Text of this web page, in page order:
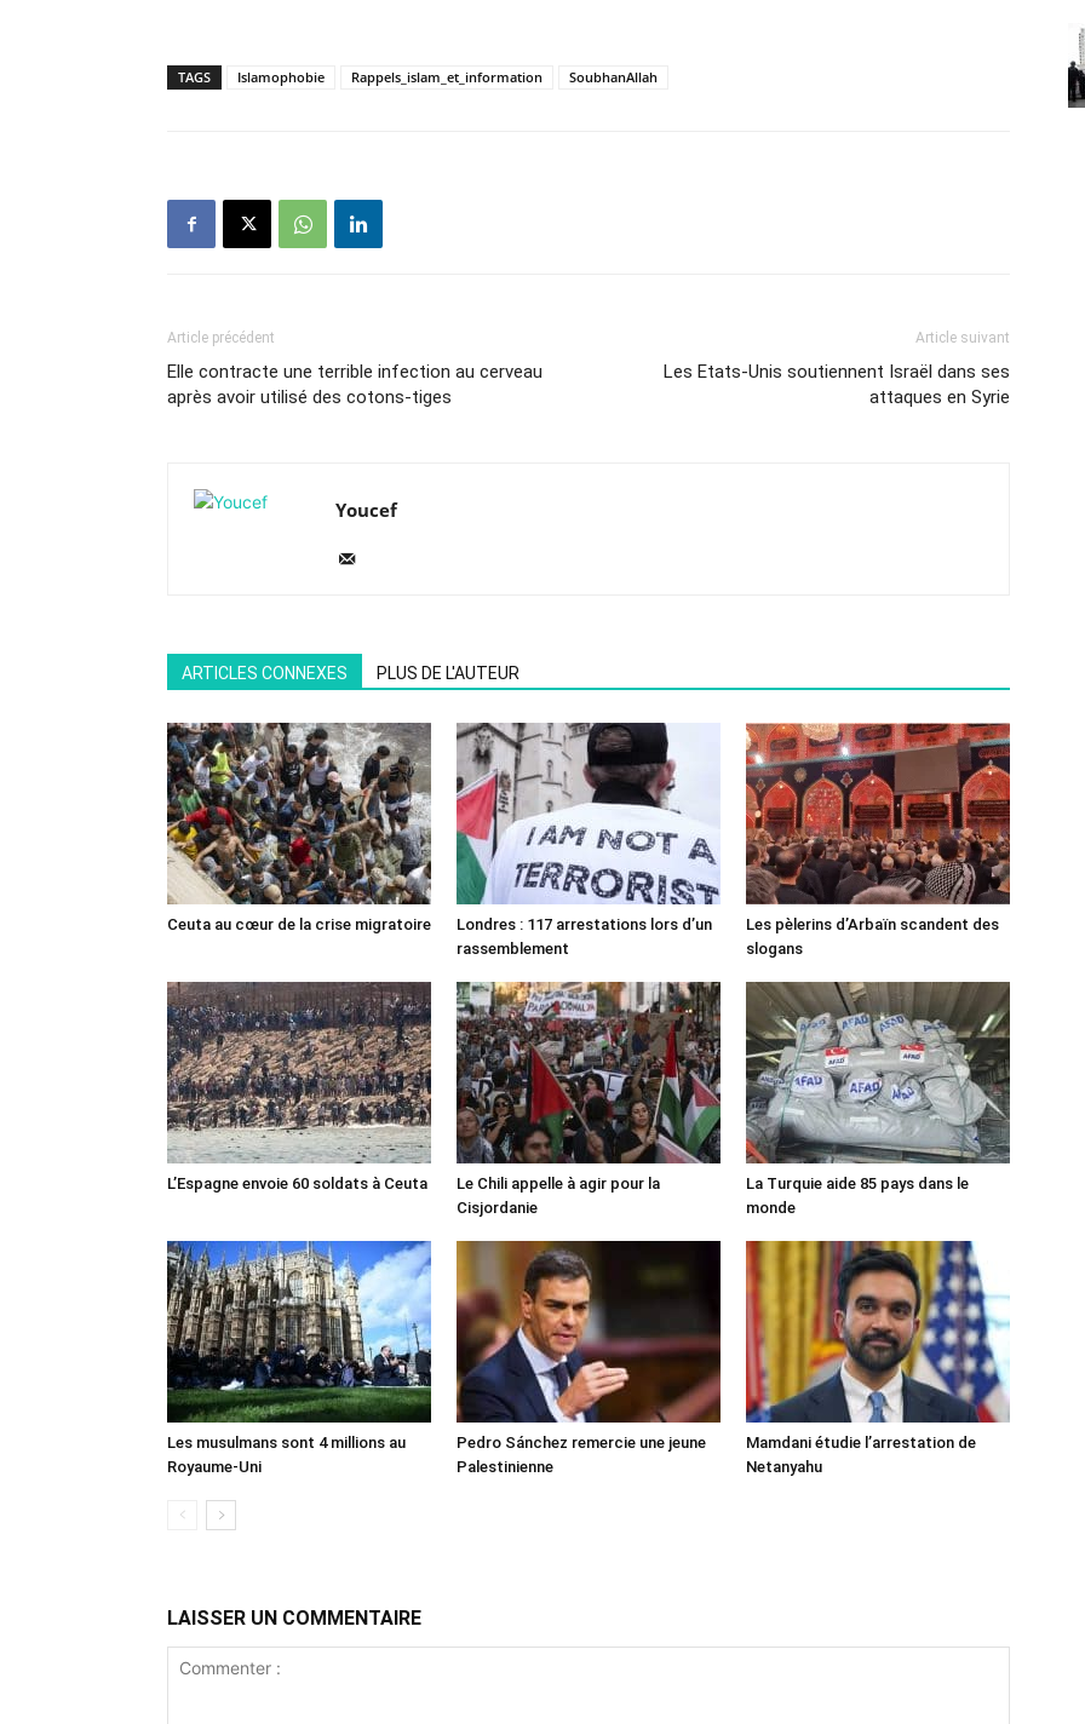
TAGS Islamophobie Rappels_islam_et_information SoubhanAllah
Article précédent
Elle contracte une terrible infection au cerveau
après avoir utilisé des cotons-tiges
Article suivant
Les Etats-Unis soutiennent Israël dans ses
attaques en Syrie
Youcef
ARTICLES CONNEXES PLUS DE L'AUTEUR
Ceuta au cœur de la crise migratoire
Londres : 117 arrestations lors d’un
rassemblement
Les pèlerins d’Arbaïn scandent des
slogans
L’Espagne envoie 60 soldats à Ceuta
Le Chili appelle à agir pour la
Cisjordanie
La Turquie aide 85 pays dans le
monde
Les musulmans sont 4 millions au
Royaume-Uni
Pedro Sánchez remercie une jeune
Palestinienne
Mamdani étudie l’arrestation de
Netanyahu
LAISSER UN COMMENTAIRE